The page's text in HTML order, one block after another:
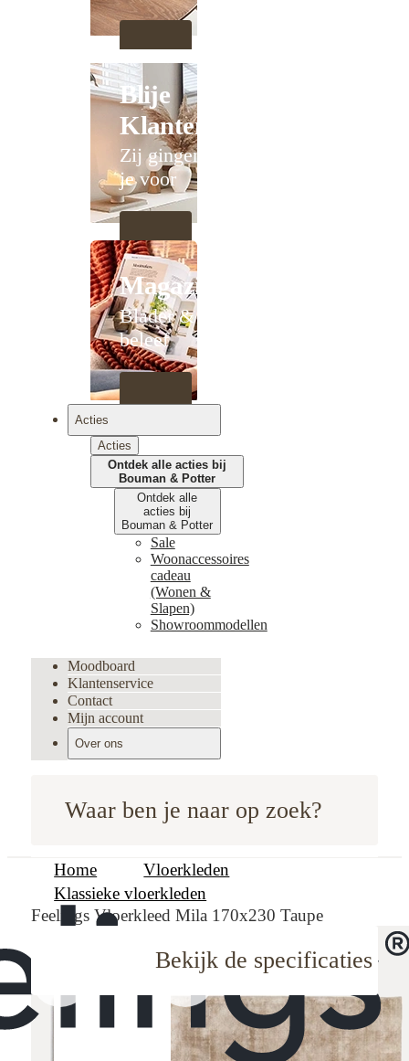
Waar ben je naar op zoek?
Blije
Klanten
Zij gingen
je voor
Magazines
Blader &
beleef
Acties
Acties
Ontdek alle acties bij
Bouman & Potter
Ontdek alle
acties bij
Bouman & Potter
Sale
Woonaccessoires
cadeau
(Wonen &
Slapen)
Showroommodellen
Moodboard
Klantenservice
Contact
Mijn account
Over ons
Home
Vloerkleden
Klassieke vloerkleden
Feelings Vloerkleed Mila 170x230 Taupe
Bekijk de specificaties